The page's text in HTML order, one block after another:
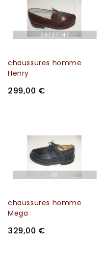
36 37 47
chaussures homme
Henry
299,00 €
35
chaussures homme
Mega
329,00 €